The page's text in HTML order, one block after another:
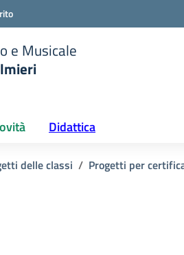
e Musicale
Didattica
delle classi Progetti per